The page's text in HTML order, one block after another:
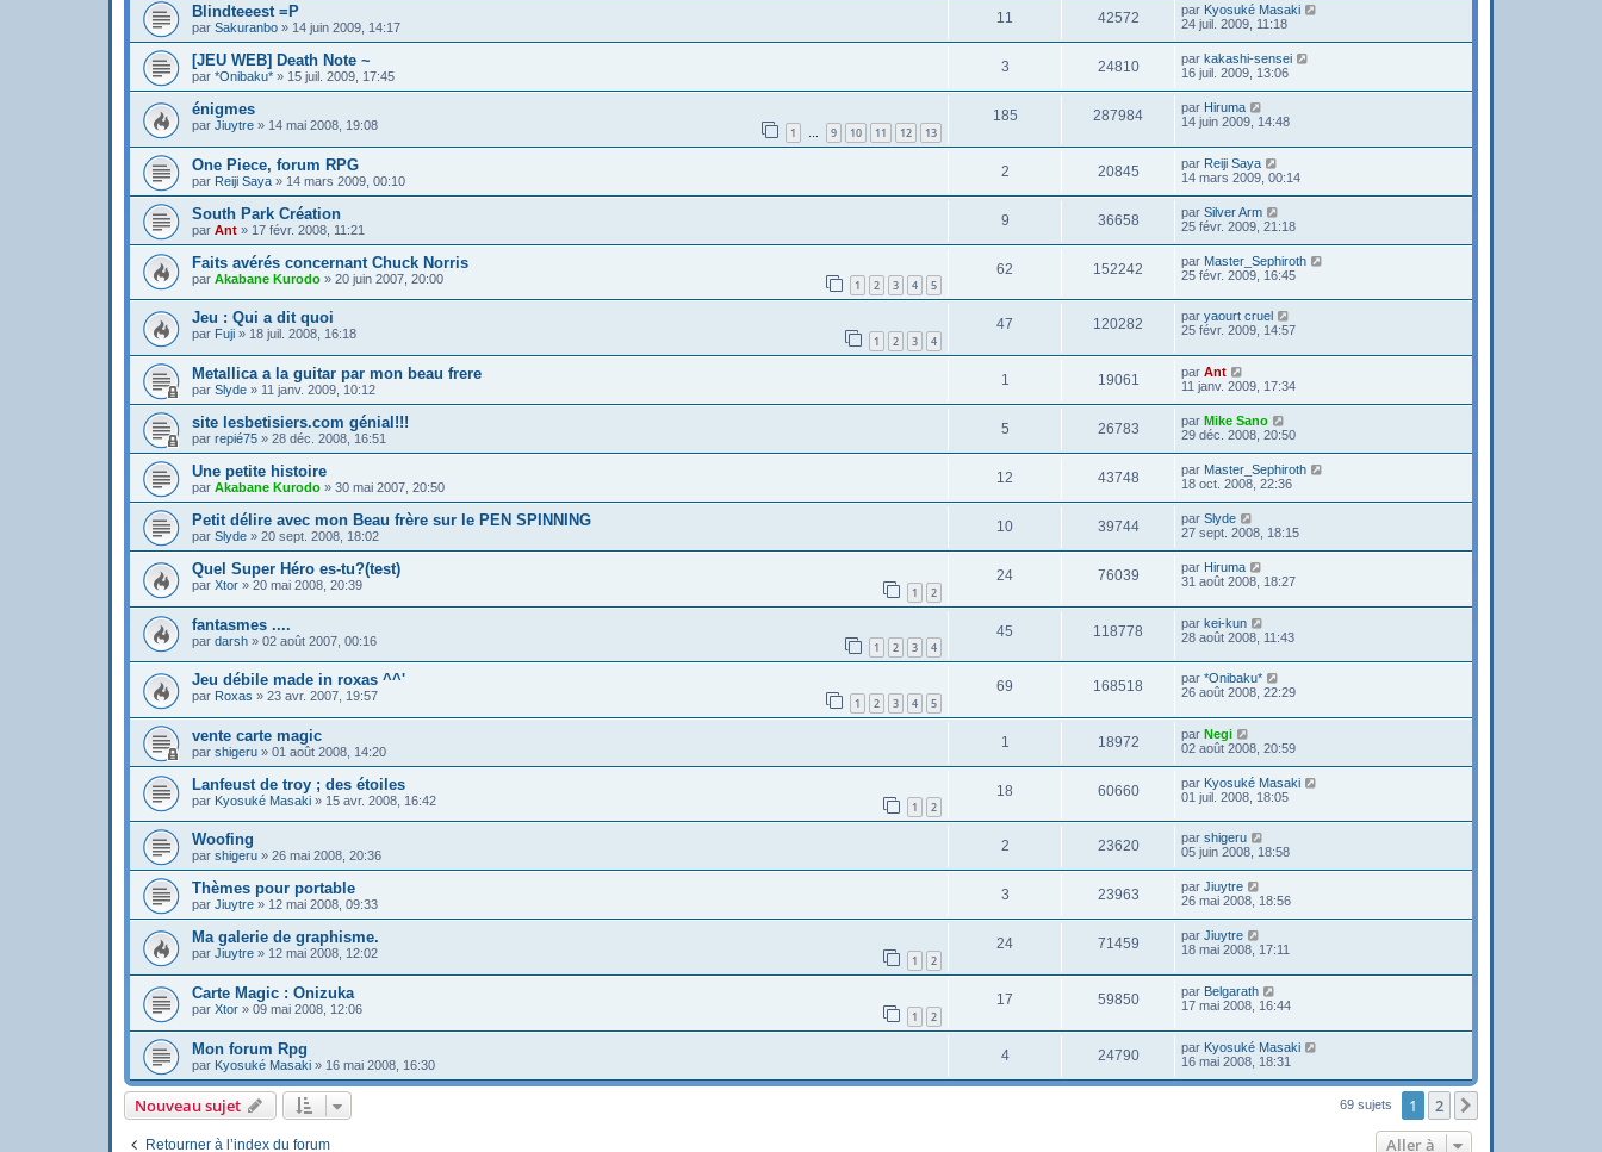
Blindteeest =P
par Sakuranbo » 14 juin 2009, 14:17
11 42572 par Kyosuké Masaki
24 juil. 2009, 11:18
[JEU WEB] Death Note ~
par *Onibaku* » 15 juil. 2009, 17:45
3 24810 par kakashi-sensei
16 juil. 2009, 13:06
énigmes
par Jiuytre » 14 mai 2008, 19:08 1 … 9 10 11 12 13
185 287984 par Hiruma
14 juin 2009, 14:48
One Piece, forum RPG
par Reiji Saya » 14 mars 2009, 00:10
2 20845 par Reiji Saya
14 mars 2009, 00:14
South Park Création
par Ant » 17 févr. 2008, 11:21
9 36658 par Silver Arm
25 févr. 2009, 21:18
Faits avérés concernant Chuck Norris
par Akabane Kurodo » 20 juin 2007, 20:00 1 2 3 4 5
62 152242 par Master_Sephiroth
25 févr. 2009, 16:45
Jeu : Qui a dit quoi
par Fuji » 18 juil. 2008, 16:18 1 2 3 4
47 120282 par yaourt cruel
25 févr. 2009, 14:57
Metallica a la guitar par mon beau frere
par Slyde » 11 janv. 2009, 10:12
1 19061 par Ant
11 janv. 2009, 17:34
site lesbetisiers.com génial!!!
par repié75 » 28 déc. 2008, 16:51
5 26783 par Mike Sano
29 déc. 2008, 20:50
Une petite histoire
par Akabane Kurodo » 30 mai 2007, 20:50
12 43748 par Master_Sephiroth
18 oct. 2008, 22:36
Petit délire avec mon Beau frère sur le PEN SPINNING
par Slyde » 20 sept. 2008, 18:02
10 39744 par Slyde
27 sept. 2008, 18:15
Quel Super Héro es-tu?(test)
par Xtor » 20 mai 2008, 20:39 1 2
24 76039 par Hiruma
31 août 2008, 18:27
fantasmes ....
par darsh » 02 août 2007, 00:16 1 2 3 4
45 118778 par kei-kun
28 août 2008, 11:43
Jeu débile made in roxas ^^'
par Roxas » 23 avr. 2007, 19:57 1 2 3 4 5
69 168518 par *Onibaku*
26 août 2008, 22:29
vente carte magic
par shigeru » 01 août 2008, 14:20
1 18972 par Negi
02 août 2008, 20:59
Lanfeust de troy ; des étoiles
par Kyosuké Masaki » 15 avr. 2008, 16:42 1 2
18 60660 par Kyosuké Masaki
01 juil. 2008, 18:05
Woofing
par shigeru » 26 mai 2008, 20:36
2 23620 par shigeru
05 juin 2008, 18:58
Thèmes pour portable
par Jiuytre » 12 mai 2008, 09:33
3 23963 par Jiuytre
26 mai 2008, 18:56
Ma galerie de graphisme.
par Jiuytre » 12 mai 2008, 12:02 1 2
24 71459 par Jiuytre
18 mai 2008, 17:11
Carte Magic : Onizuka
par Xtor » 09 mai 2008, 12:06 1 2
17 59850 par Belgarath
17 mai 2008, 16:44
Mon forum Rpg
par Kyosuké Masaki » 16 mai 2008, 16:30
4 24790 par Kyosuké Masaki
16 mai 2008, 18:31
Nouveau sujet 69 sujets 1 2
Retourner à l’index du forum Aller à